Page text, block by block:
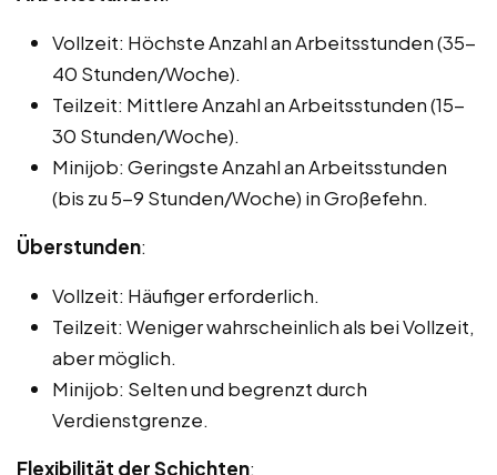
Vollzeit: Höchste Anzahl an Arbeitsstunden (35-
40 Stunden/Woche).
Teilzeit: Mittlere Anzahl an Arbeitsstunden (15-
30 Stunden/Woche).
Minijob: Geringste Anzahl an Arbeitsstunden
(bis zu 5-9 Stunden/Woche) in Großefehn.
Überstunden:
Vollzeit: Häufiger erforderlich.
Teilzeit: Weniger wahrscheinlich als bei Vollzeit,
aber möglich.
Minijob: Selten und begrenzt durch
Verdienstgrenze.
Flexibilität der Schichten: